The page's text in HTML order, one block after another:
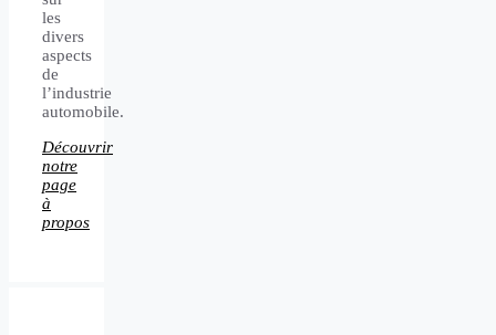
les
divers
aspects
de
l’industrie
automobile.
Découvrir
notre
page
à
propos